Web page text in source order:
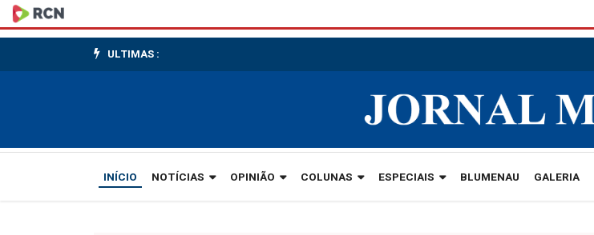
Confira
a
coluna
Origens
ULTIMAS :
INÍCIO NOTÍCIAS OPINIÃO COLUNAS ESPECIAIS BLUMENAU GALERIA